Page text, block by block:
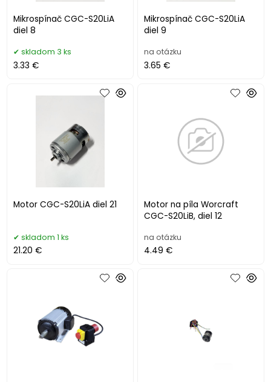
Mikrospínač CGC-S20LiA
diel 8
skladom 3 ks
3.33 €
Mikrospínač CGC-S20LiA
diel 9
na otázku
3.65 €
Motor CGC-S20LiA diel 21
skladom 1 ks
21.20 €
Motor na píla Worcraft
CGC-S20LiB, diel 12
na otázku
4.49 €